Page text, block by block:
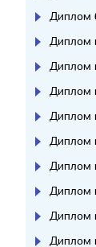
Диплом
Диплом
Диплом
Диплом
Диплом
Диплом
Диплом
Диплом
Диплом
Диплом